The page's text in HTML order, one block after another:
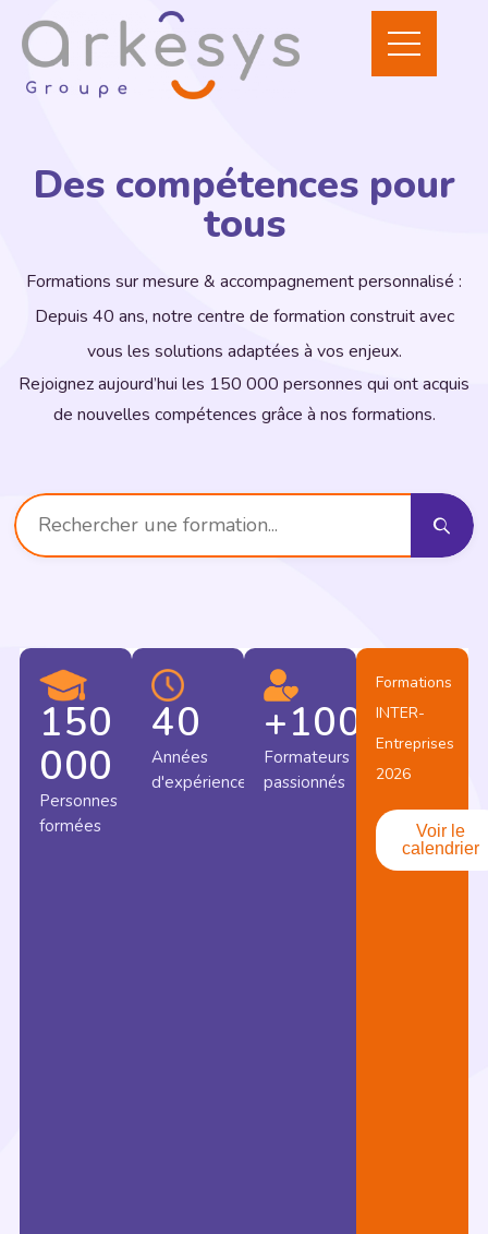
Des compétences pour
tous
Formations sur mesure & accompagnement personnalisé :
Depuis 40 ans, notre centre de formation construit avec
vous les solutions adaptées à vos enjeux.
Rejoignez aujourd’hui les 150 000 personnes qui ont acquis
de nouvelles compétences grâce à nos formations.
Personnes
formées
150
000
Années
d'expériences
40
Formateurs
passionnés
+100
Formations
INTER-
Entreprises
2026
Voir le
calendrier